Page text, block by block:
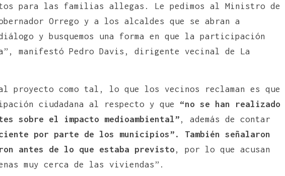
para las familias allegas. Le pedimos al Ministro de
Orrego y a los alcaldes que se abran a
y busquemos una forma en que la participación
manifestó Pedro Davis, dirigente vecinal de La
proyecto como tal, lo que los vecinos reclaman es que
ciudadana al respecto y que “no se han realizado
sobre el impacto medioambiental” , además de contar
por parte de los municipios”. También señalaron
antes de lo que estaba previsto , por lo que acusan
muy cerca de las viviendas”.